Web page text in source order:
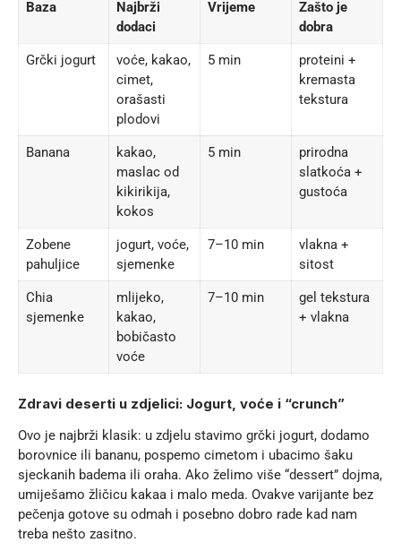
Baza
Najbrži
dodaci
Vrijeme
Zašto je
dobra
Grčki jogurt
voće, kakao,
cimet,
orašasti
plodovi
5 min
proteini +
kremasta
tekstura
Banana
kakao,
maslac od
kikirikija,
kokos
5 min
prirodna
slatkoća +
gustoća
Zobene
pahuljice
jogurt, voće,
sjemenke
7–10 min
vlakna +
sitost
Chia
sjemenke
mlijeko,
kakao,
bobičasto
voće
7–10 min
gel tekstura
+ vlakna
Zdravi deserti u zdjelici: Jogurt, voće i “crunch”
Ovo je najbrži klasik: u zdjelu stavimo grčki jogurt, dodamo
borovnice ili bananu, pospemo cimetom i ubacimo šaku
sjeckanih badema ili oraha. Ako želimo više “dessert” dojma,
umiješamo žličicu kakaa i malo meda. Ovakve varijante bez
pečenja gotove su odmah i posebno dobro rade kad nam
treba nešto zasitno.